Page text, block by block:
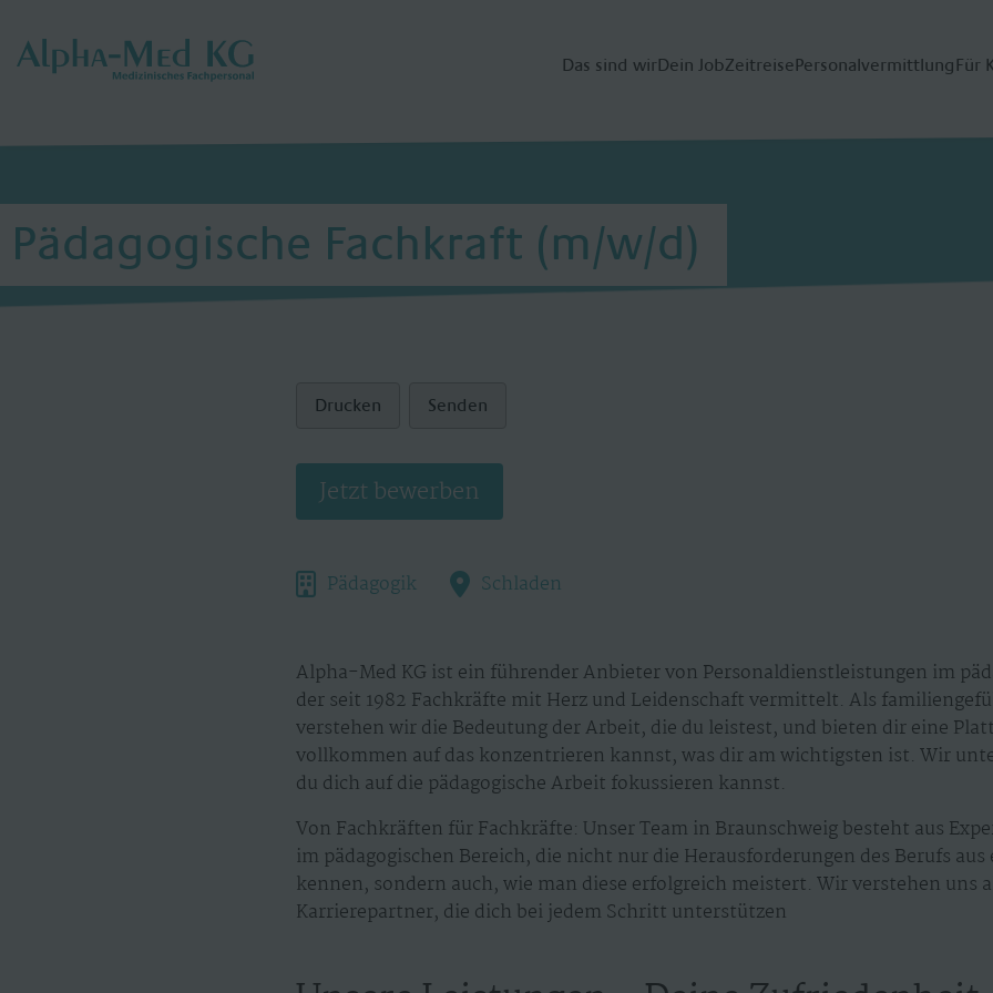
Das sind wirDein JobZeitreisePersonalvermittlung Für
Pädagogische Fachkraft (m/w/d)
Drucken Senden
Jetzt bewerben
Pädagogik Schladen
Alpha-Med KG ist ein führender Anbieter von Personaldienstleistungen im
der seit 1982 Fachkräfte mit Herz und Leidenschaft vermittelt. Als
verstehen wir die Bedeutung der Arbeit, die du leistest, und bieten dir eine
vollkommen auf das konzentrieren kannst, was dir am wichtigsten ist. Wir
du dich auf die pädagogische Arbeit fokussieren kannst.
Von Fachkräften für Fachkräfte: Unser Team in Braunschweig besteht aus
im pädagogischen Bereich, die nicht nur die Herausforderungen des Berufs
kennen, sondern auch, wie man diese erfolgreich meistert. Wir verstehen uns
Karrierepartner, die dich bei jedem Schritt unterstützen